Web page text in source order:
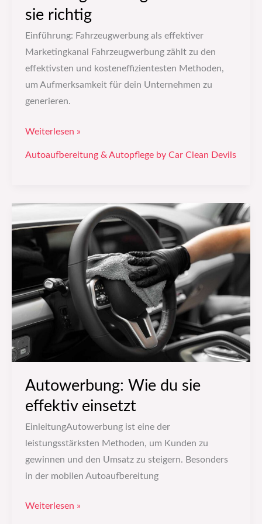
sie richtig
Einführung: Fahrzeugwerbung als effektiver
Marketingkanal Fahrzeugwerbung zählt zu den
effektivsten und kosteneffizientesten Methoden,
um Aufmerksamkeit für dein Unternehmen zu
generieren.
Weiterlesen »
Autoaufbereitung & Autopflege by Car Clean Devils
Autowerbung: Wie du sie
effektiv einsetzt
EinleitungAutowerbung ist eine der
leistungsstärksten Methoden, um Kunden zu
gewinnen und den Umsatz zu steigern. Besonders
in der mobilen Autoaufbereitung
Wie
du
sie
effektiv
einsetzt
Weiterlesen »